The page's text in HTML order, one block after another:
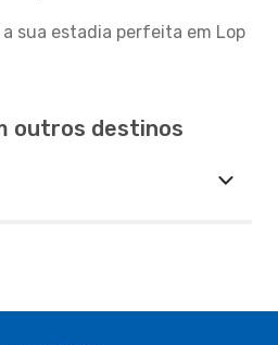
sua estadia perfeita em Lop
outros destinos